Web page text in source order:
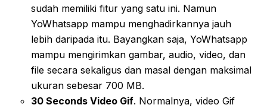
sudah memiliki fitur yang satu ini. Namun
YoWhatsapp mampu menghadirkannya jauh
lebih daripada itu. Bayangkan saja, YoWhatsapp
mampu mengirimkan gambar, audio, video, dan
file secara sekaligus dan masal dengan maksimal
ukuran sebesar 700 MB.
30 Seconds Video Gif. Normalnya, video Gif